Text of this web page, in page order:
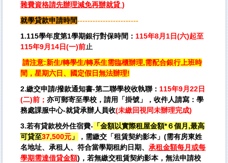
雜費資格請先辦理減免再辦就貸 )
就學貸款申請時間------------------------
1.115學年度第1學期銀行對保時間： 115年8月1日(六)起至
115年9月14日(一)前止
請注意:新生/轉學生/轉系生需臨櫃辦理,需配合銀行上班時
間，星期六日、國定假日無法辦理!
2.繳交申請/撥款通知書-第二聯學校收執聯： 115年9月22日
(二)前； 亦可郵寄至學校，請用「掛號」，收件人請寫：學
務處課服中心-就貸承辦人員收(未繳回視同未辦理完成)
3.若有貸款校外住宿費- 「金額以實際租屋金額*６個月,最高
可貸至37,500元 」
，需繳交「租賃契約影本」(需有房東姓
名地址、承租人、符合當學期租約日期、 承租金額每月或每
學期需達借貸金額)，若無繳交租賃契約影本，無法申請校